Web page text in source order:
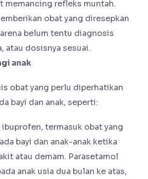
memancing refleks muntah.
obat yang diresepkan
belum tentu diagnosis
atau dosisnya sesuai.
anak
obat yang perlu diperhatikan
bayi dan anak, seperti:
termasuk obat yang
bayi dan anak-anak ketika
atau demam. Parasetamol
anak usia dua bulan ke atas,